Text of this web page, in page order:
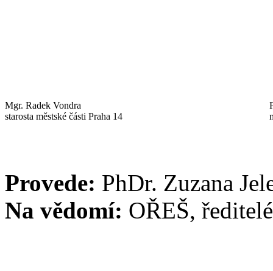
Mgr. Radek Vondra
starosta městské části Praha 14
Provede: PhDr. Zuzana
Na vědomí: OŘEŠ,